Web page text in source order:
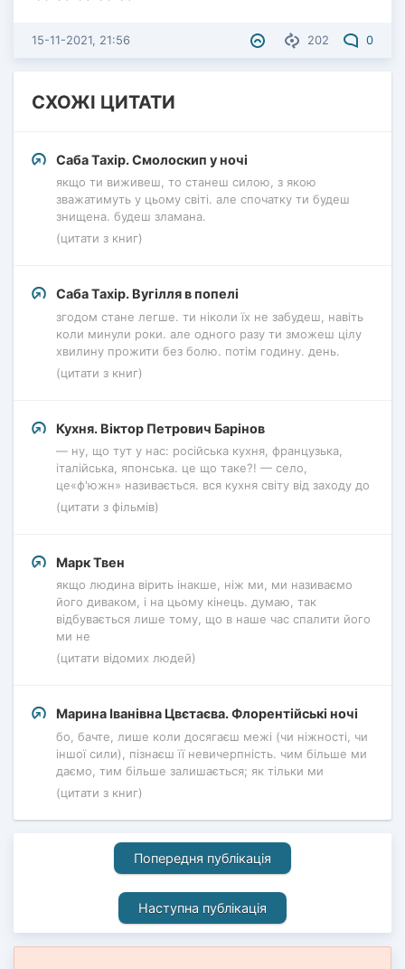
202 0
15-11-2021, 21:56
СХОЖІ ЦИТАТИ
Саба Тахір. Смолоскип у ночі
якщо ти виживеш, то станеш силою, з якою
зважатимуть у цьому світі. але спочатку ти будеш
знищена. будеш зламана.
(цитати з книг)
Саба Тахір. Вугілля в попелі
згодом стане легше. ти ніколи їх не забудеш, навіть
коли минули роки. але одного разу ти зможеш цілу
хвилину прожити без болю. потім годину. день.
(цитати з книг)
Кухня. Віктор Петрович Барінов
— ну, що тут у нас: російська кухня, французька,
італійська, японська. це що таке?! — село,
це«ф'южн» називається. вся кухня світу від заходу до
(цитати з фільмів)
Марк Твен
якщо людина вірить інакше, ніж ми, ми називаємо
його диваком, і на цьому кінець. думаю, так
відбувається лише тому, що в наше час спалити його
ми не
(цитати відомих людей)
Марина Іванівна Цвєтаєва. Флорентійські ночі
бо, бачте, лише коли досягаєш межі (чи ніжності, чи
іншої сили), пізнаєш її невичерпність. чим більше ми
даємо, тим більше залишається; як тільки ми
(цитати з книг)
Попередня публікація
Наступна публікація